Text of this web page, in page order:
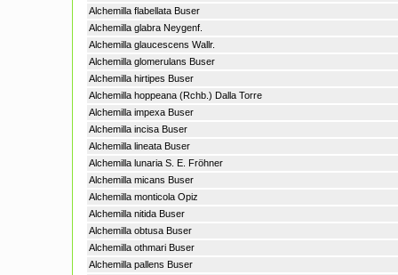
Alchemilla flabellata Buser
Alchemilla glabra Neygenf.
Alchemilla glaucescens Wallr.
Alchemilla glomerulans Buser
Alchemilla hirtipes Buser
Alchemilla hoppeana (Rchb.) Dalla Torre
Alchemilla impexa Buser
Alchemilla incisa Buser
Alchemilla lineata Buser
Alchemilla lunaria S. E. Fröhner
Alchemilla micans Buser
Alchemilla monticola Opiz
Alchemilla nitida Buser
Alchemilla obtusa Buser
Alchemilla othmari Buser
Alchemilla pallens Buser